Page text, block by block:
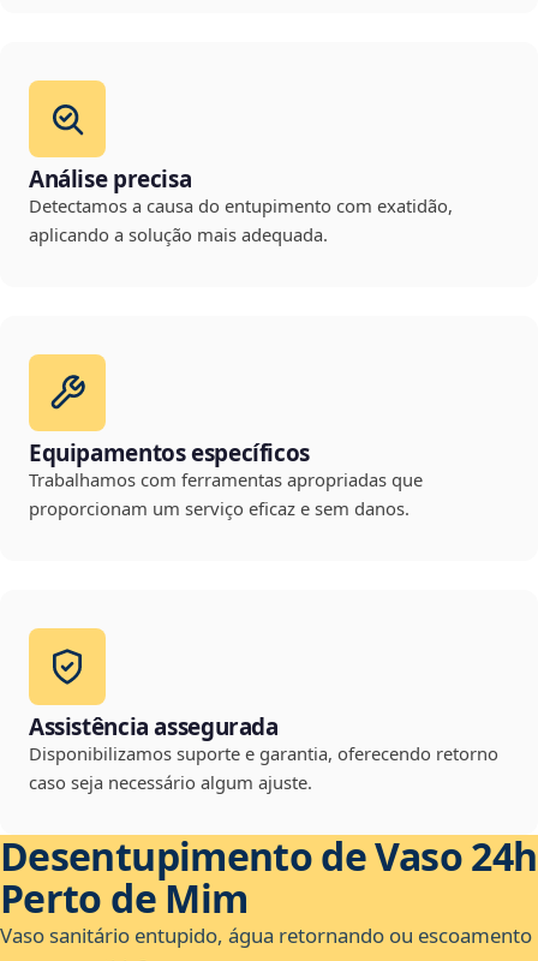
Análise precisa
Detectamos a causa do entupimento com exatidão,
aplicando a solução mais adequada.
Equipamentos específicos
Trabalhamos com ferramentas apropriadas que
proporcionam um serviço eficaz e sem danos.
Assistência assegurada
Disponibilizamos suporte e garantia, oferecendo retorno
caso seja necessário algum ajuste.
Desentupimento de Vaso 24h
Perto de Mim
Vaso sanitário entupido, água retornando ou escoamento